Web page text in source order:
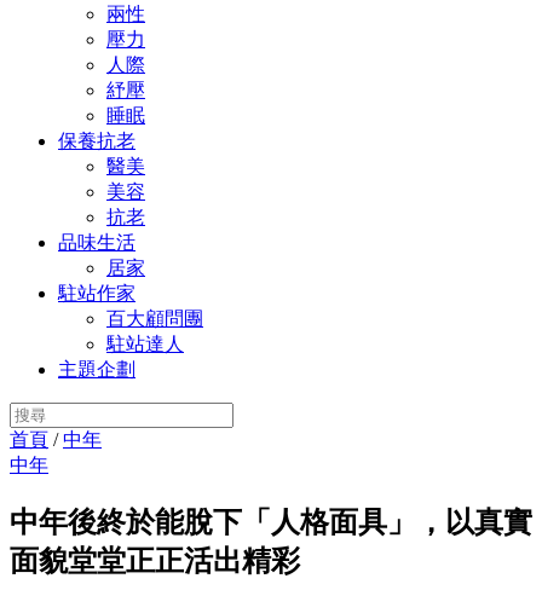
兩性
壓力
人際
紓壓
睡眠
保養抗老
醫美
美容
抗老
品味生活
居家
駐站作家
百大顧問團
駐站達人
主題企劃
首頁 /中年
中年
中年後終於能脫下「人格面具」，以真實
面貌堂堂正正活出精彩